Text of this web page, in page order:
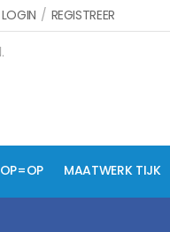
LOGIN / REGISTREER
OP=OP MAATWERK TIJK